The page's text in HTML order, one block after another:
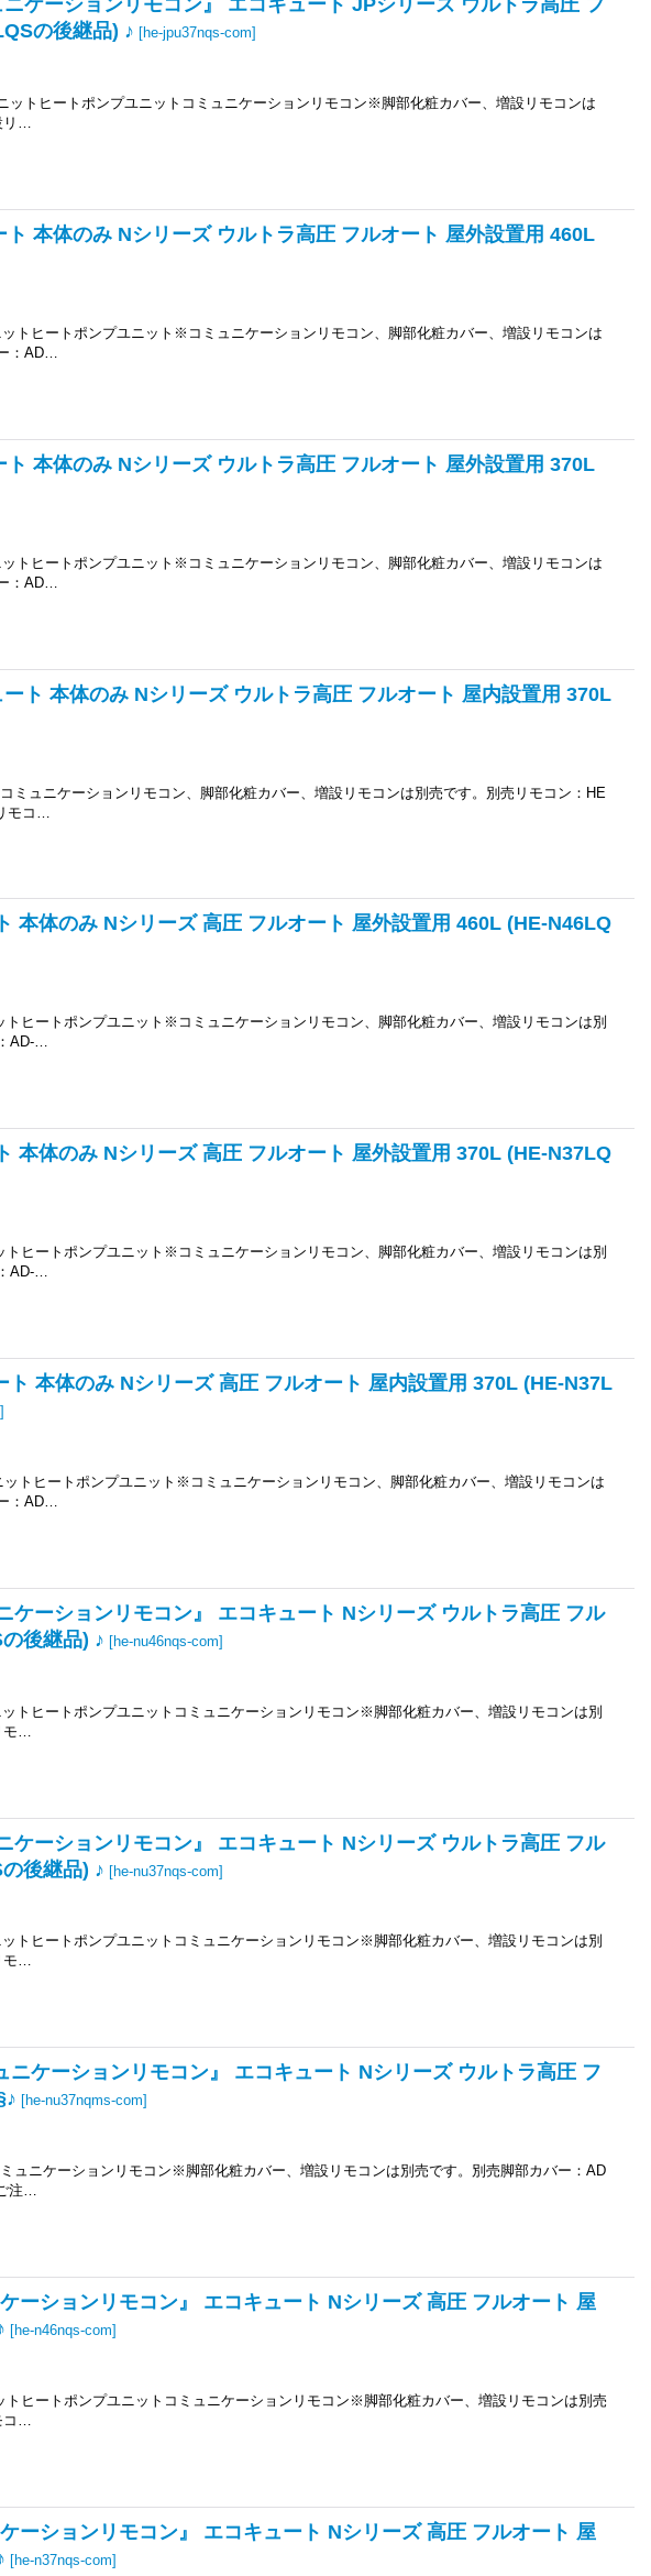
ケーションリモコン』 エコキュート JPシリーズ ウルトラ高圧 フ
の後継品) ♪ [he-jpu37nqs-com]
ットヒートポンプユニットコミュニケーションリモコン※脚部化粧カバー、増設リモコンは
リ…
本体のみ Nシリーズ ウルトラ高圧 フルオート 屋外設置用 460L
トヒートポンプユニット※コミュニケーションリモコン、脚部化粧カバー、増設リモコンは
：AD…
本体のみ Nシリーズ ウルトラ高圧 フルオート 屋外設置用 370L
トヒートポンプユニット※コミュニケーションリモコン、脚部化粧カバー、増設リモコンは
：AD…
ト 本体のみ Nシリーズ ウルトラ高圧 フルオート 屋内設置用 370L
ミュニケーションリモコン、脚部化粧カバー、増設リモコンは別売です。別売リモコン：HE
モコ…
本体のみ Nシリーズ 高圧 フルオート 屋外設置用 460L (HE-N46LQ
ヒートポンプユニット※コミュニケーションリモコン、脚部化粧カバー、増設リモコンは別
AD-…
本体のみ Nシリーズ 高圧 フルオート 屋外設置用 370L (HE-N37LQ
ヒートポンプユニット※コミュニケーションリモコン、脚部化粧カバー、増設リモコンは別
AD-…
本体のみ Nシリーズ 高圧 フルオート 屋内設置用 370L (HE-N37L
]
トヒートポンプユニット※コミュニケーションリモコン、脚部化粧カバー、増設リモコンは
：AD…
ケーションリモコン』 エコキュート Nシリーズ ウルトラ高圧 フル
後継品) ♪ [he-nu46nqs-com]
トヒートポンプユニットコミュニケーションリモコン※脚部化粧カバー、増設リモコンは別
…
ケーションリモコン』 エコキュート Nシリーズ ウルトラ高圧 フル
後継品) ♪ [he-nu37nqs-com]
トヒートポンプユニットコミュニケーションリモコン※脚部化粧カバー、増設リモコンは別
モ…
ケーションリモコン』 エコキュート Nシリーズ ウルトラ高圧 フ
[he-nu37nqms-com]
ュニケーションリモコン※脚部化粧カバー、増設リモコンは別売です。別売脚部カバー：AD
注…
ーションリモコン』 エコキュート Nシリーズ 高圧 フルオート 屋
[he-n46nqs-com]
ヒートポンプユニットコミュニケーションリモコン※脚部化粧カバー、増設リモコンは別売
コ…
ーションリモコン』 エコキュート Nシリーズ 高圧 フルオート 屋
[he-n37nqs-com]